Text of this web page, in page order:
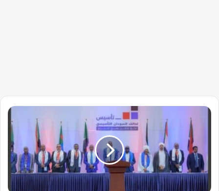
قيادي
«تأسيس»
الكذب
بشأن
الفاشر